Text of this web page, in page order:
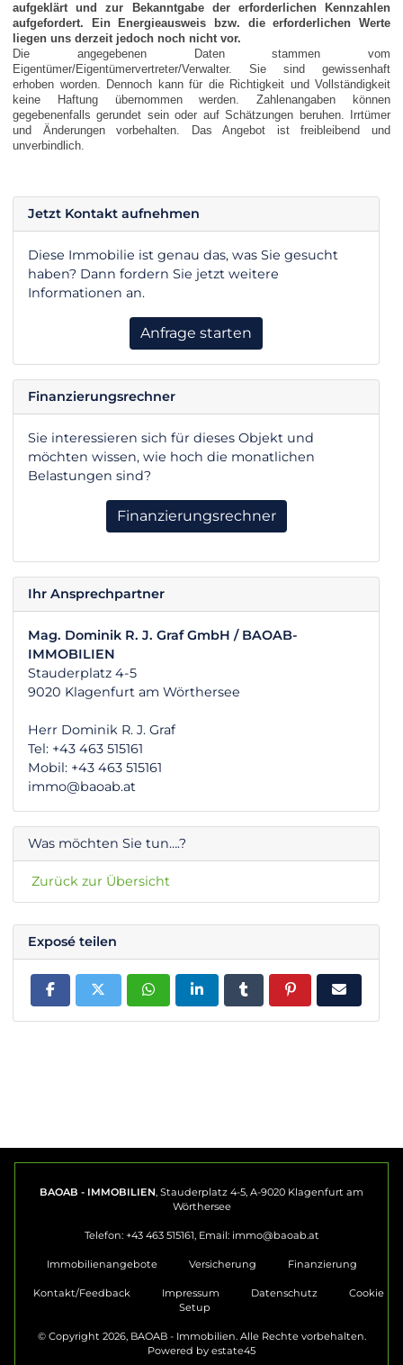
aufgeklärt und zur Bekanntgabe der erforderlichen Kennzahlen
aufgefordert. Ein Energieausweis bzw. die erforderlichen Werte
liegen uns derzeit jedoch noch nicht vor.
Die angegebenen Daten stammen vom
Eigentümer/Eigentümervertreter/Verwalter. Sie sind gewissenhaft
erhoben worden. Dennoch kann für die Richtigkeit und Vollständigkeit
keine Haftung übernommen werden. Zahlenangaben können
gegebenenfalls gerundet sein oder auf Schätzungen beruhen. Irrtümer
und Änderungen vorbehalten. Das Angebot ist freibleibend und
unverbindlich.
Jetzt Kontakt aufnehmen
Diese Immobilie ist genau das, was Sie gesucht
haben? Dann fordern Sie jetzt weitere
Informationen an.
Anfrage starten
Finanzierungsrechner
Sie interessieren sich für dieses Objekt und
möchten wissen, wie hoch die monatlichen
Belastungen sind?
Finanzierungsrechner
Ihr Ansprechpartner
Mag. Dominik R. J. Graf GmbH / BAOAB-
IMMOBILIEN
Stauderplatz 4-5
9020 Klagenfurt am Wörthersee
Herr Dominik R. J. Graf
Tel: +43 463 515161
Mobil: +43 463 515161
immo@baoab.at
Was möchten Sie tun….?
Zurück zur Übersicht
Exposé teilen
BAOAB - IMMOBILIEN , Stauderplatz 4-5, A-9020 Klagenfurt am
Wörthersee
Telefon: +43 463 515161, Email: immo@baoab.at
Immobilienangebote Versicherung Finanzierung
Kontakt/Feedback Impressum Datenschutz
Cookie
Setup
© Copyright 2026, BAOAB - Immobilien. Alle Rechte vorbehalten.
Powered by estate45